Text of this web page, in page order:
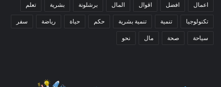
اعمال افضل اقوال المال برشلونة بشرية تعلم
تكنولوجيا تنمية تنمية بشرية حكم حياة رياضة سفر
سياحة صحة مال نحو